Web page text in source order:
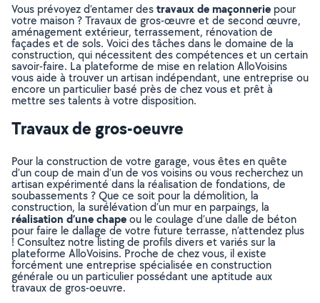
Vous prévoyez d’entamer destravaux de maçonnerie pour
votre maison ? Travaux de gros-œuvre et de second œuvre,
aménagement extérieur, terrassement, rénovation de
façades et de sols. Voici des tâches dans le domaine de la
construction, qui nécessitent des compétences et un certain
savoir-faire. La plateforme de mise en relation AlloVoisins
vous aide à trouver un artisan indépendant, une entreprise ou
encore un particulier basé près de chez vous et prêt à
mettre ses talents à votre disposition.
Travaux de gros-oeuvre
Pour la construction de votre garage, vous êtes en quête
d’un coup de main d’un de vos voisins ou vous recherchez un
artisan expérimenté dans la réalisation de fondations, de
soubassements ? Que ce soit pour la démolition, la
construction, la surélévation d’un mur en parpaings, la
réalisation d’une chapeou le coulage d’une dalle de béton
pour faire le dallage de votre future terrasse, n’attendez plus
! Consultez notre listing de profils divers et variés sur la
plateforme AlloVoisins. Proche de chez vous, il existe
forcément une entreprise spécialisée en construction
générale ou un particulier possédant une aptitude aux
travaux de gros-oeuvre.